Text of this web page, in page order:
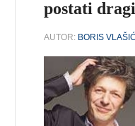
postati
AUTOR: BORIS VLAŠIĆ